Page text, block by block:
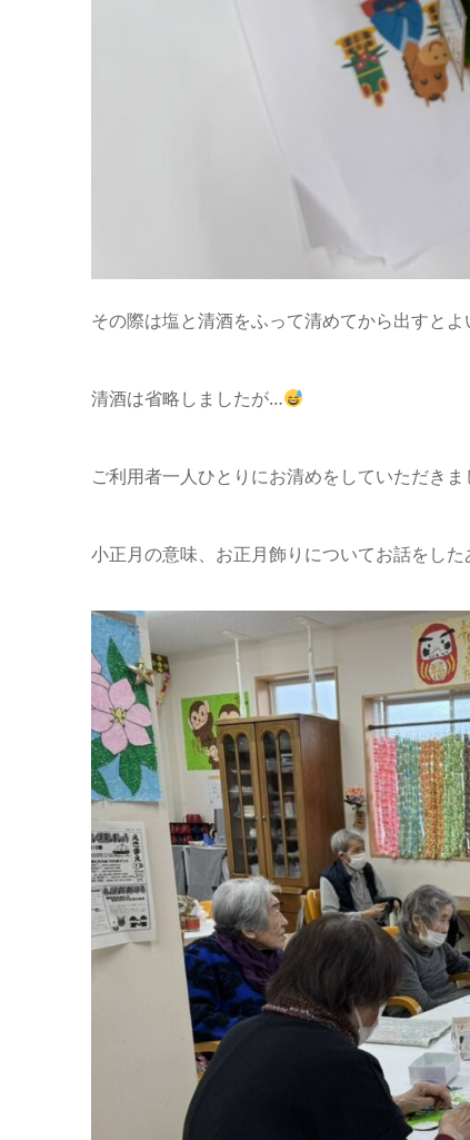
その際は塩と清酒をふって清めてから出すとよ
清酒は省略しましたが…
ご利用者一人ひとりにお清めをしていただきま
小正月の意味、お正月飾りについてお話をし